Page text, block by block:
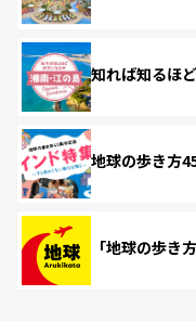
知れば知るほ
地球の歩き方
「地球の歩き